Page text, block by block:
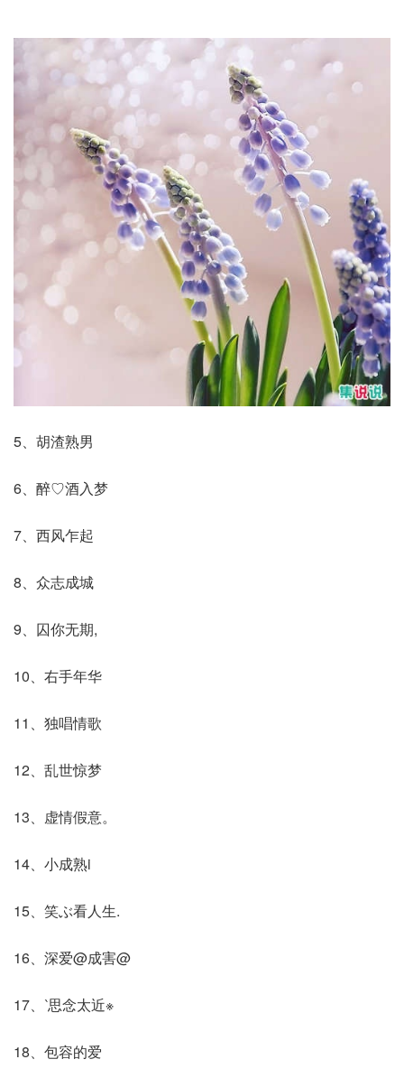
5、胡渣熟男
6、醉♡酒入梦
7、西风乍起
8、众志成城
9、囚你无期,
10、右手年华
11、独唱情歌
12、乱世惊梦
13、虚情假意。
14、小成熟i
15、笑ぶ看人生.
16、深爱@成害@
17、‵思念太近※
18、包容的爱